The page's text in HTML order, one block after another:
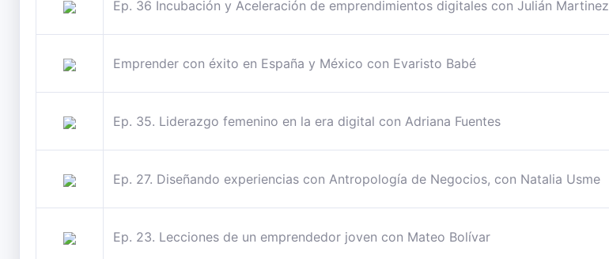
Ep. 36 Incubación y Aceleración de emprendimientos digitales con Julián Martinez
Emprender con éxito en España y México con Evaristo Babé
Ep. 35. Liderazgo femenino en la era digital con Adriana Fuentes
Ep. 27. Diseñando experiencias con Antropología de Negocios, con Natalia Usme
Ep. 23. Lecciones de un emprendedor joven con Mateo Bolívar